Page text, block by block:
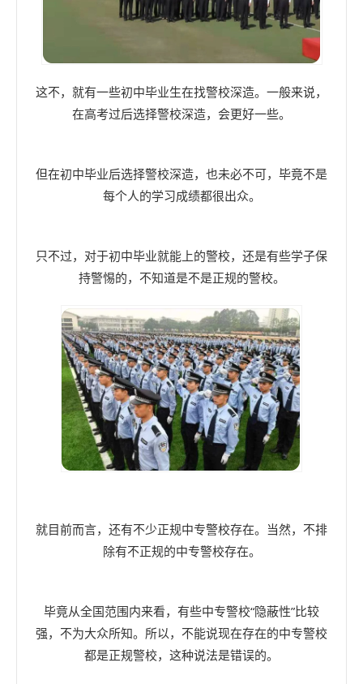
这不，就有一些初中毕业生在找警校深造。一般来说，
在高考过后选择警校深造，会更好一些。
但在初中毕业后选择警校深造，也未必不可，毕竟不是
每个人的学习成绩都很出众。
只不过，对于初中毕业就能上的警校，还是有些学子保
持警惕的，不知道是不是正规的警校。
就目前而言，还有不少正规中专警校存在。当然，不排
除有不正规的中专警校存在。
毕竟从全国范围内来看，有些中专警校“隐蔽性”比较
强，不为大众所知。所以，不能说现在存在的中专警校
都是正规警校，这种说法是错误的。